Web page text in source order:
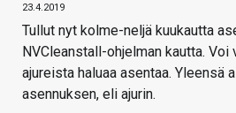
23.4.2019
Tullut nyt kolme-neljä kuukautta
NVCleanstall-ohjelman kautta. Voi
ajureista haluaa asentaa. Yleensä
asennuksen, eli ajurin.